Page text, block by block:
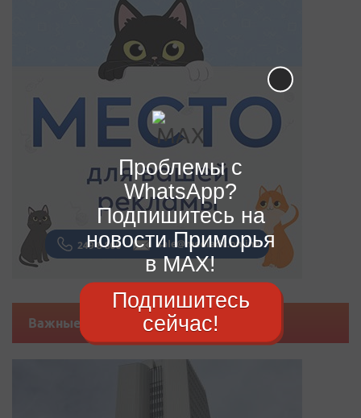
Важные новости
Проблемы с
WhatsApp?
Подпишитесь на
новости Приморья
в MAX!
Подпишитесь
сейчас!